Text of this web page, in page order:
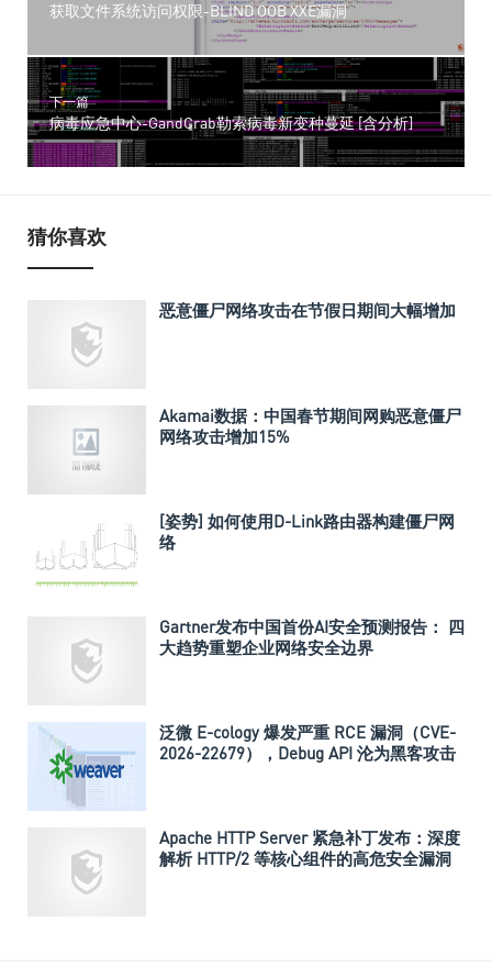
获取文件系统访问权限-BLIND OOB XXE漏洞
下一篇
病毒应急中心-GandCrab勒索病毒新变种蔓延 [含分析]
猜你喜欢
恶意僵尸网络攻击在节假日期间大幅增加
Akamai数据：中国春节期间网购恶意僵尸
网络攻击增加15%
[姿势] 如何使用D-Link路由器构建僵尸网
络
Gartner发布中国首份AI安全预测报告： 四
大趋势重塑企业网络安全边界
泛微 E-cology 爆发严重 RCE 漏洞（CVE-
2026-22679），Debug API 沦为黑客攻击
Apache HTTP Server 紧急补丁发布：深度
解析 HTTP/2 等核心组件的高危安全漏洞